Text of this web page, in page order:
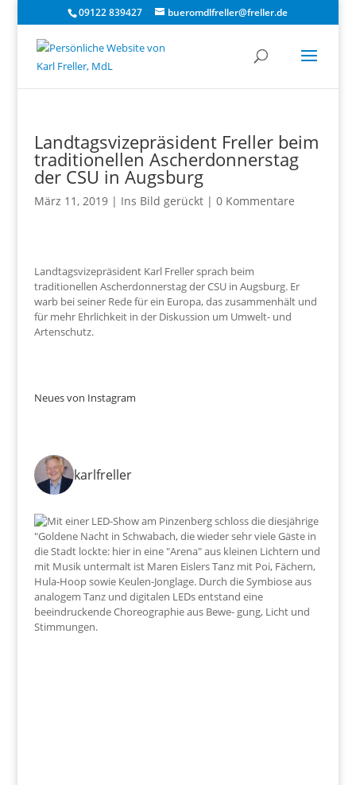
09122 839427 bueromdlfreller@freller.de
Landtagsvizepräsident Freller beim
traditionellen Ascherdonnerstag
der CSU in Augsburg
März 11, 2019| Ins Bild gerückt| 0 Kommentare
Landtagsvizepräsident Karl Freller sprach beim
traditionellen Ascherdonnerstag der CSU in Augsburg. Er
warb bei seiner Rede für ein Europa, das zusammenhält und
für mehr Ehrlichkeit in der Diskussion um Umwelt- und
Artenschutz.
Neues von Instagram
karlfreller